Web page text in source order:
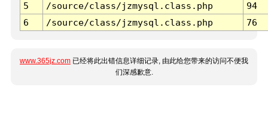
5
/source/class/jzmysql.class.php
94
6
/source/class/jzmysql.class.php 76
www.365jz.com 已经将此出错信息详细记录, 由此给您带来的访问不便我
们深感歉意.